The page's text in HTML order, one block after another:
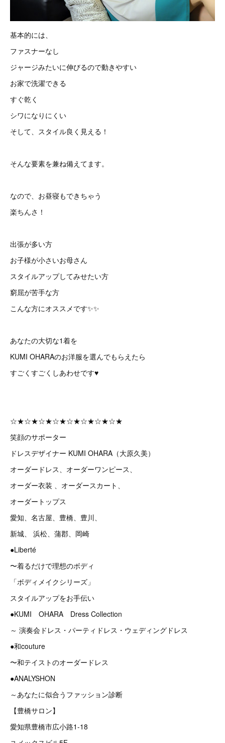
基本的には、
ファスナーなし
ジャージみたいに伸びるので動きやすい
お家で洗濯できる
すぐ乾く
シワになりにくい
そして、スタイル良く見える！
そんな要素を兼ね備えてます。
なので、お昼寝もできちゃう
楽ちんさ！
出張が多い方
お子様が小さいお母さん
スタイルアップしてみせたい方
窮屈が苦手な方
こんな方にオススメです✨✨
あなたの大切な1着を
KUMI OHARAのお洋服を選んでもらえたら
すごくすごくしあわせです♥
☆★☆★☆★☆★☆★☆★☆★☆★
笑顔のサポーター
ドレスデザイナー KUMI OHARA（大原久美）
オーダードレス、オーダーワンピース、
オーダー衣装 、オーダースカート、
オーダートップス
愛知、名古屋、豊橋、豊川、
新城、 浜松、蒲郡、岡崎
●Liberté
〜着るだけで理想のボディ
「ボディメイクシリーズ」
スタイルアップをお手伝い
●KUMI OHARA Dress Collection
～ 演奏会ドレス・パーティドレス・ウェディングドレス
●和couture
〜和テイストのオーダードレス
●ANALYSHON
～あなたに似合うファッション診断
【豊橋サロン】
愛知県豊橋市広小路1-18